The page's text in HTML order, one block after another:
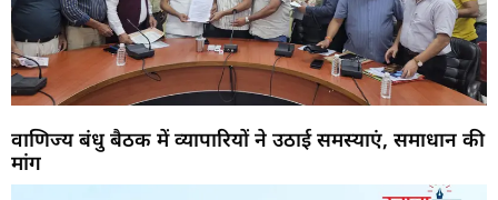
वाणिज्य बंधु बैठक में व्यापारियों ने उठाई समस्याएं, समाधान की
मांग